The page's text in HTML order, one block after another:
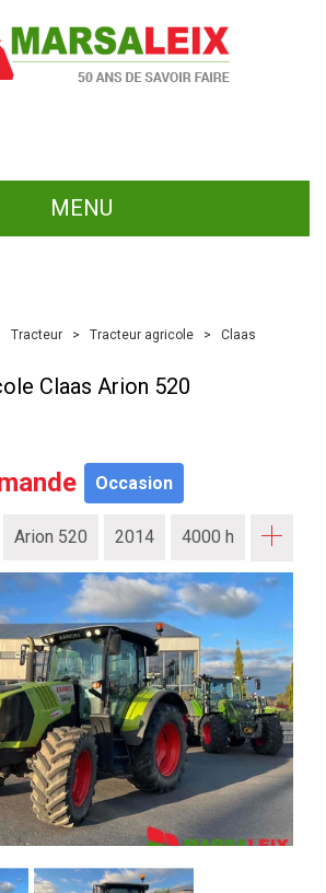
MENU
Tracteur Tracteur agricole
Claas
Claas Arion 520
Occasion
Arion 520 2014 4000 h